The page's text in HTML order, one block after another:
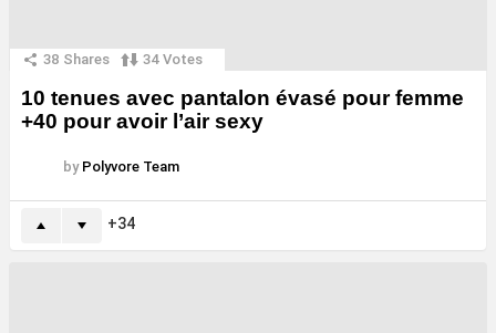
38 Shares 34 Votes
10 tenues avec pantalon évasé pour femme
+40 pour avoir l’air sexy
by Polyvore Team
34